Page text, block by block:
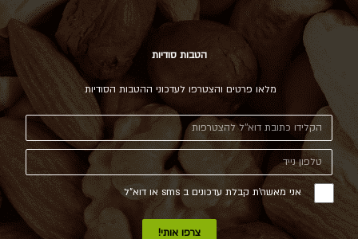
הטבות סודיות
מלאו פרטים והצטרפו לעדכוני ההטבות הסודיות
אני מאשר\ת קבלת עדכונים ב sms או דוא"ל
צרפו אותי!